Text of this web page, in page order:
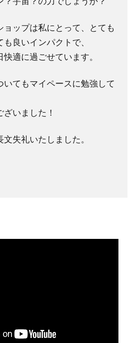
ョップは私にとって、とても
良いインパクトで、
適に過ごせています。
いてもマイペースに勉強して
いました！
失礼いたしました。